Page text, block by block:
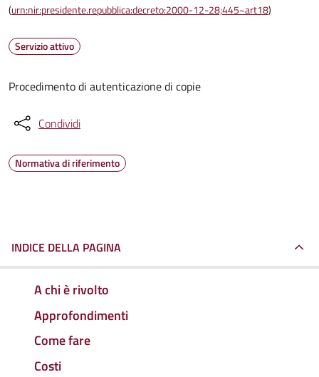
(urn:nir:presidente.repubblica:decreto:2000-12-28;445~art18)
Servizio attivo
Procedimento di autenticazione di copie
Condividi
Normativa di riferimento
INDICE DELLA PAGINA
A chi è rivolto
Approfondimenti
Come fare
Costi